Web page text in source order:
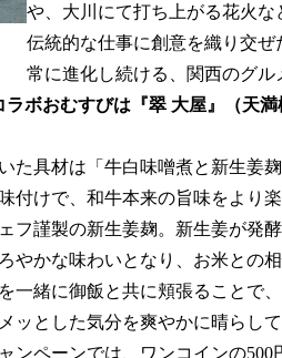
や、大川にて打ち上がる花火な
伝統的な仕事に創意を織り交
常に進化し続ける、関西のグル
ラボおむすびは『翠 大屋』（天
た具材は「牛白味噌煮と新生姜
付けで、和牛本来の旨味をより
フ謹製の新生姜麹。新生姜が発
やかな味わいとなり、お米との
一緒に御飯と共に頬張ることで、
ッとした気分を爽やかに晴らし
ンペーンでは、ワンコインの500